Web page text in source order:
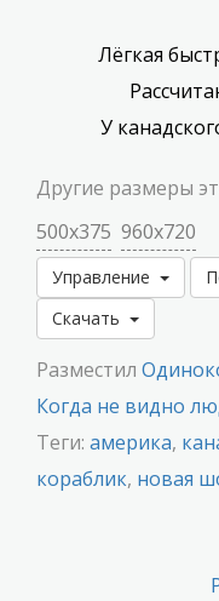
Лёгкая
У
Другие размеры
500x375 960x720
Управление
Скачать
Разместил
Когда не видно
Теги: америка,
кораблик, новая